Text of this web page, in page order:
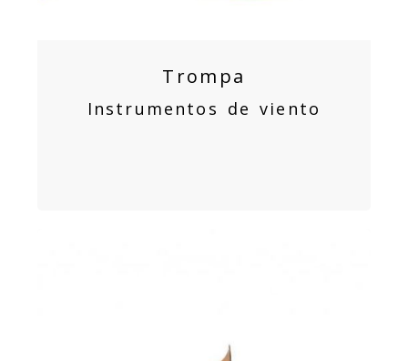
Trompa
Instrumentos de viento